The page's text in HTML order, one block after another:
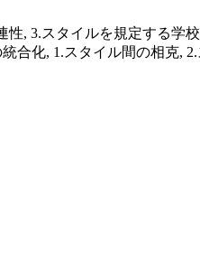
, 3.スタイルを規定する学
合化, 1.スタイル間の相克,